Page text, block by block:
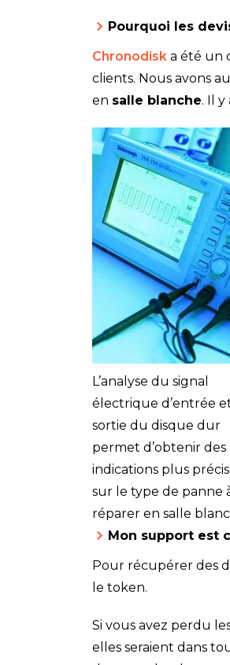
Pourquoi les
Chronodisk a été un
clients. Nous avons
en salle blanche. Il
L’analyse du signal
électrique d’entrée
sortie du disque dur
permet d’obtenir des
indications plus
sur le type de panne
réparer en salle
Mon support est
Pour récupérer des
le token.
Si vous avez perdu
elles seraient dans